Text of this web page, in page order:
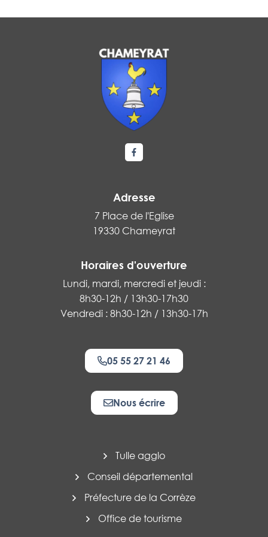
Lien vers le compte Facebook
Adresse
7 Place de l'Eglise
19330 Chameyrat
Horaires d'ouverture
Lundi, mardi, mercredi et jeudi :
8h30-12h / 13h30-17h30
Vendredi : 8h30-12h / 13h30-17h
05 55 27 21 46
Nous écrire
Tulle agglo
Conseil départemental
Préfecture de la Corrèze
Office de tourisme